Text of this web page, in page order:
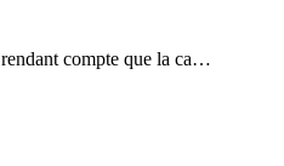
compte que la ca…